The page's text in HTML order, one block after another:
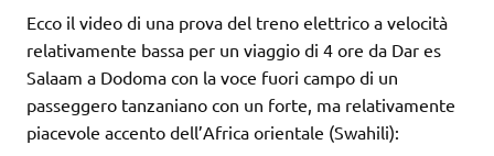
Ecco il video di una prova del treno elettrico a velocità
relativamente bassa per un viaggio di 4 ore da Dar es
Salaam a Dodoma con la voce fuori campo di un
passeggero tanzaniano con un forte, ma relativamente
piacevole accento dell’Africa orientale (Swahili):